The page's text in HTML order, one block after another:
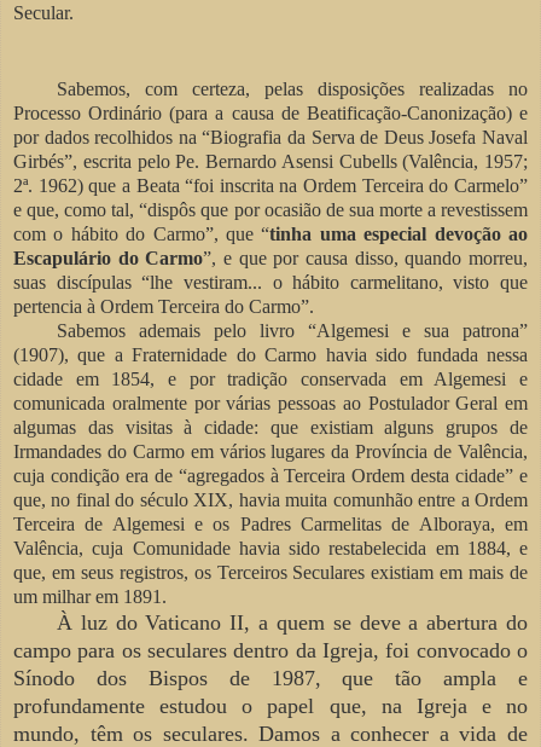
Secular.
Sabemos, com certeza, pelas disposições realizadas no
Processo Ordinário (para a causa de Beatificação-Canonização) e
por dados recolhidos na “Biografia da Serva de Deus Josefa Naval
Girbés”, escrita pelo Pe. Bernardo Asensi Cubells (Valência, 1957;
2ª. 1962) que a Beata “foi inscrita na Ordem Terceira do Carmelo”
e que, como tal, “dispôs que por ocasião de sua morte a revestissem
com o hábito do Carmo”, que “tinha uma especial devoção ao
Escapulário do Carmo”, e que por causa disso, quando morreu,
suas discípulas “lhe vestiram... o hábito carmelitano, visto que
pertencia à Ordem Terceira do Carmo”.
Sabemos ademais pelo livro “Algemesi e sua patrona”
(1907), que a Fraternidade do Carmo havia sido fundada nessa
cidade em 1854, e por tradição conservada em Algemesi e
comunicada oralmente por várias pessoas ao Postulador Geral em
algumas das visitas à cidade: que existiam alguns grupos de
Irmandades do Carmo em vários lugares da Província de Valência,
cuja condição era de “agregados à Terceira Ordem desta cidade” e
que, no final do século XIX, havia muita comunhão entre a Ordem
Terceira de Algemesi e os Padres Carmelitas de Alboraya, em
Valência, cuja Comunidade havia sido restabelecida em 1884, e
que, em seus registros, os Terceiros Seculares existiam em mais de
um milhar em 1891.
À luz do Vaticano II, a quem se deve a abertura do
campo para os seculares dentro da Igreja, foi convocado o
Sínodo dos Bispos de 1987, que tão ampla e
profundamente estudou o papel que, na Igreja e no
mundo, têm os seculares. Damos a conhecer a vida de